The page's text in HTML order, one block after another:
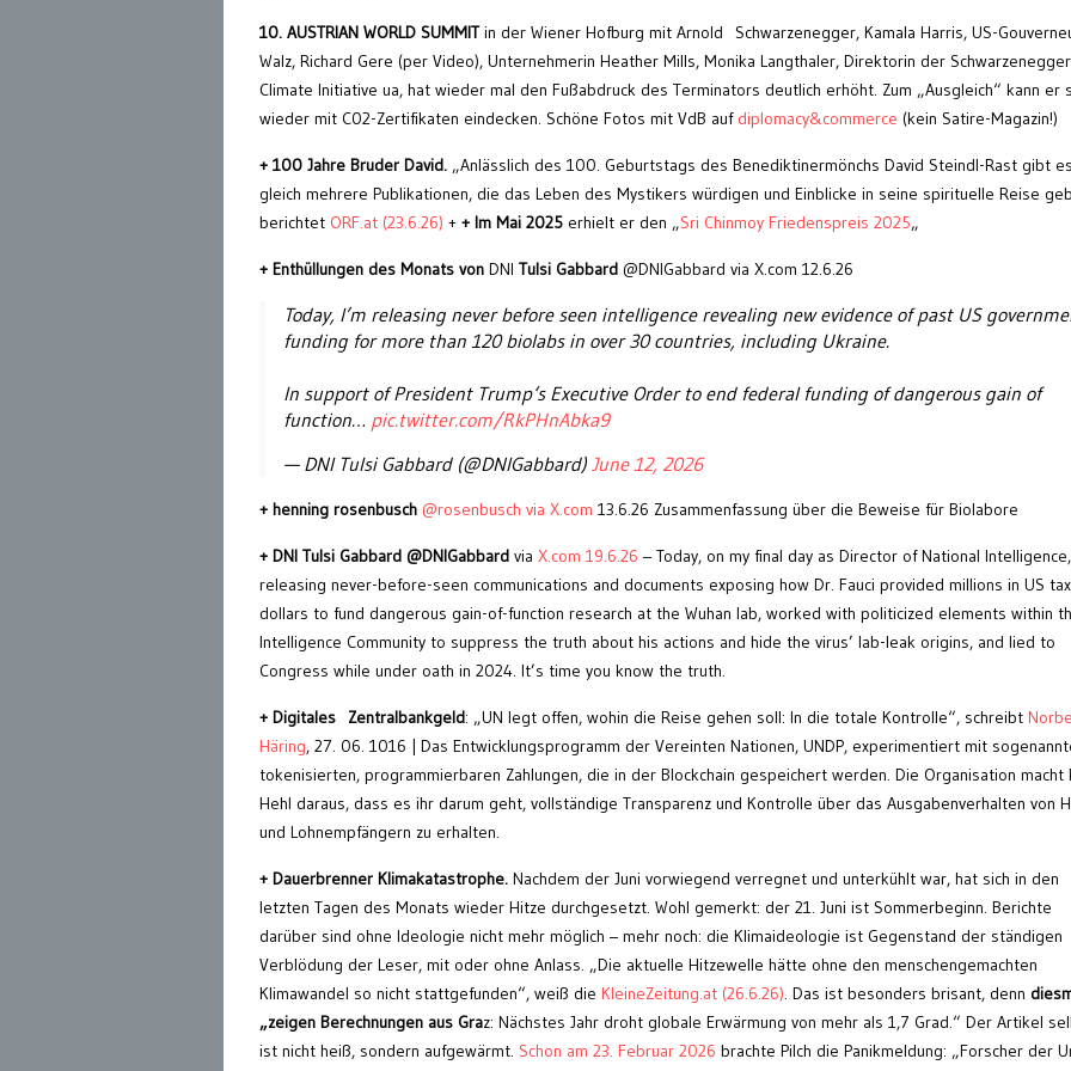
10. AUSTRIAN WORLD SUMMITin der Wiener Hofburg mit Arnold Schwarzenegger, Kamala Harris, US-
Walz, Richard Gere (per Video), Unternehmerin Heather Mills, Monika Langthaler, Direktorin der Schwarzenegger
Climate Initiative ua, hat wieder mal den Fußabdruck des Terminators deutlich erhöht. Zum „Ausgleich“ kann er
wieder mit C02-Zertifikaten eindecken. Schöne Fotos mit VdB auf diplomacy&commerce (kein Satire-Magazin!)
+ 100 Jahre Bruder David. „Anlässlich des 100. Geburtstags des Benediktinermönchs David Steindl-Rast gibt es
gleich mehrere Publikationen, die das Leben des Mystikers würdigen und Einblicke in seine spirituelle Reise
berichtet ORF.at (23.6.26) + + Im Mai 2025 erhielt er den „Sri Chinmoy Friedenspreis 2025„
+ Enthüllungen des Monats von DNI Tulsi Gabbard @DNIGabbard via X.com 12.6.26
Today, I’m releasing never before seen intelligence revealing new evidence of past US
funding for more than 120 biolabs in over 30 countries, including Ukraine.
In support of President Trump‘s Executive Order to end federal funding of dangerous gain of
function… pic.twitter.com/RkPHnAbka9
— DNI Tulsi Gabbard (@DNIGabbard) June 12, 2026
+ henning rosenbusch @rosenbusch via X.com 13.6.26 Zusammenfassung über die Beweise für Biolabore
+ DNI Tulsi Gabbard @DNIGabbard via X.com 19.6.26 – Today, on my final day as Director of National Intelligence,
releasing never-before-seen communications and documents exposing how Dr. Fauci provided millions in US
dollars to fund dangerous gain-of-function research at the Wuhan lab, worked with politicized elements within
Intelligence Community to suppress the truth about his actions and hide the virus’ lab-leak origins, and lied to
Congress while under oath in 2024. It’s time you know the truth.
+ Digitales Zentralbankgeld: „UN legt offen, wohin die Reise gehen soll: In die totale Kontrolle“, schreibt
Häring, 27. 06. 1016 | Das Entwicklungsprogramm der Vereinten Nationen, UNDP, experimentiert mit
tokenisierten, programmierbaren Zahlungen, die in der Blockchain gespeichert werden. Die Organisation macht
Hehl daraus, dass es ihr darum geht, vollständige Transparenz und Kontrolle über das Ausgabenverhalten von
und Lohnempfängern zu erhalten.
+ Dauerbrenner Klimakatastrophe. Nachdem der Juni vorwiegend verregnet und unterkühlt war, hat sich in den
letzten Tagen des Monats wieder Hitze durchgesetzt. Wohl gemerkt: der 21. Juni ist Sommerbeginn. Berichte
darüber sind ohne Ideologie nicht mehr möglich – mehr noch: die Klimaideologie ist Gegenstand der ständigen
Verblödung der Leser, mit oder ohne Anlass. „Die aktuelle Hitzewelle hätte ohne den menschengemachten
Klimawandel so nicht stattgefunden“, weiß die KleineZeitung.at (26.6.26). Das ist besonders brisant, denn
„zeigen Berechnungen aus Graz: Nächstes Jahr droht globale Erwärmung von mehr als 1,7 Grad.“ Der Artikel
ist nicht heiß, sondern aufgewärmt. Schon am 23. Februar 2026 brachte Pilch die Panikmeldung: „Forscher der